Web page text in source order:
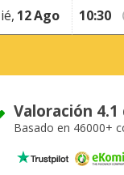
Русский
12Ago
Valoración 4.1
Basado en 46000+